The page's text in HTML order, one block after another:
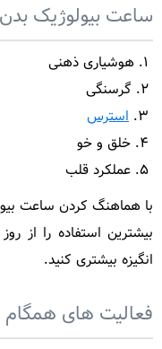
ساعت بیولوژیک
هوشیاری ذهنی
گرسنگی
استرس
خلق و خو
عملکرد قلب
با هماهنگ کردن ساعت
بیشترین استفاده را از
انگیزه بیشتری کنید.
فعالیت های